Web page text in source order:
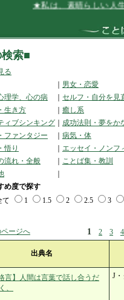
★私は、素晴らしい人生を歩
索■
る
男女・恋愛
理学、心の病
セルフ・自分を見
生き方
癒し系
ィブシンキング
成功法則・夢をか
ファンタジー
病気・体
悟り
エッセイ・ノンフ
流れ・全般
ことば集・教訓
め度で探す
て
1 1.5 2 2.5 3
ージへ 1 2 3 4
出典名
格言】人間は言葉で話し合うだ
、
J